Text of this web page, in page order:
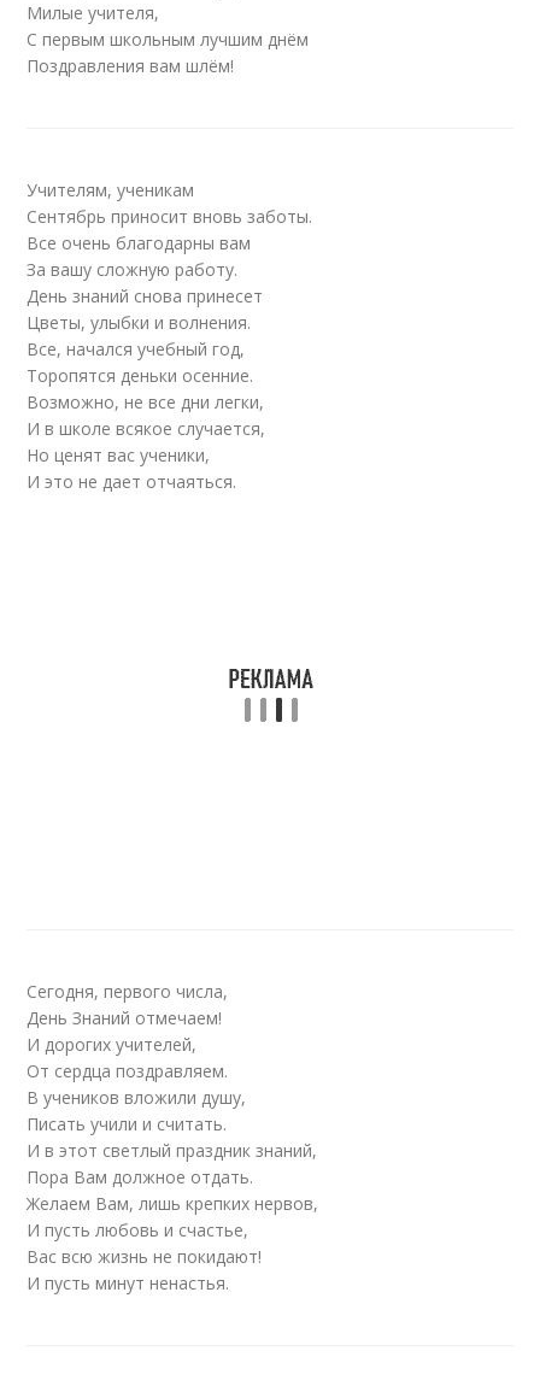
Милые учителя,
С первым школьным лучшим днём
Поздравления вам шлём!
Учителям, ученикам
Сентябрь приносит вновь заботы.
Все очень благодарны вам
За вашу сложную работу.
День знаний снова принесет
Цветы, улыбки и волнения.
Все, начался учебный год,
Торопятся деньки осенние.
Возможно, не все дни легки,
И в школе всякое случается,
Но ценят вас ученики,
И это не дает отчаяться.
Сегодня, первого числа,
День Знаний отмечаем!
И дорогих учителей,
От сердца поздравляем.
В учеников вложили душу,
Писать учили и считать.
И в этот светлый праздник знаний,
Пора Вам должное отдать.
Желаем Вам, лишь крепких нервов,
И пусть любовь и счастье,
Вас всю жизнь не покидают!
И пусть минут ненастья.